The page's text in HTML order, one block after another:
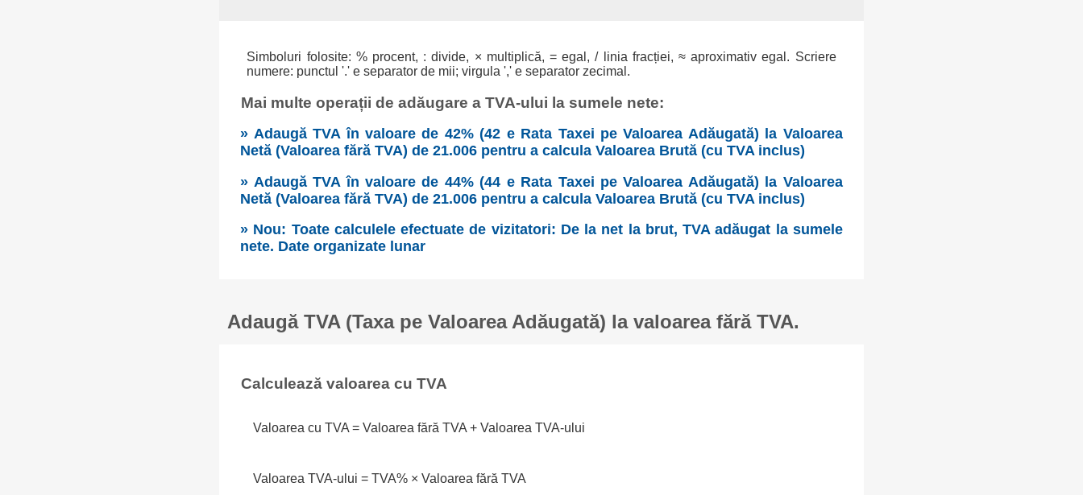
Simboluri folosite: % procent, : divide, × multiplică, = egal, / linia fracției, ≈ aproximativ egal. Scriere
numere: punctul '.' e separator de mii; virgula ',' e separator zecimal.
Mai multe operații de adăugare a TVA-ului la sumele nete:
» Adaugă TVA în valoare de 42% (42 e Rata Taxei pe Valoarea Adăugată) la Valoarea
Netă (Valoarea fără TVA) de 21.006 pentru a calcula Valoarea Brută (cu TVA inclus)
» Adaugă TVA în valoare de 44% (44 e Rata Taxei pe Valoarea Adăugată) la Valoarea
Netă (Valoarea fără TVA) de 21.006 pentru a calcula Valoarea Brută (cu TVA inclus)
» Nou: Toate calculele efectuate de vizitatori: De la net la brut, TVA adăugat la sumele
nete. Date organizate lunar
Adaugă TVA (Taxa pe Valoarea Adăugată) la valoarea fără TVA.
Calculează valoarea cu TVA
Valoarea cu TVA = Valoarea fără TVA + Valoarea TVA-ului
Valoarea TVA-ului = TVA% × Valoarea fără TVA